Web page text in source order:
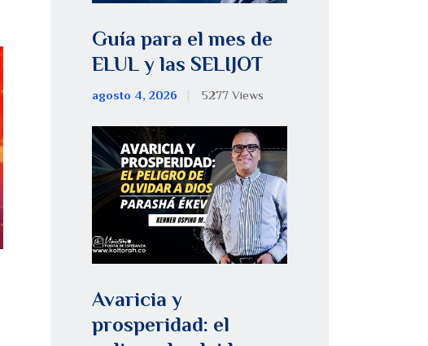
Guía para el mes de
ELUL y las SELIJOT
agosto 4, 2026 5277 Views
Avaricia y
prosperidad: el